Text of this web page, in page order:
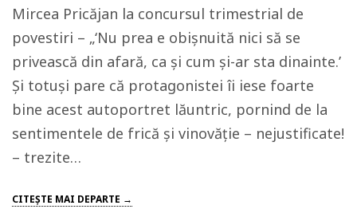
Mircea Pricăjan la concursul trimestrial de
povestiri – „‘Nu prea e obișnuită nici să se
privească din afară, ca și cum și-ar sta dinainte.’
Și totuși pare că protagonistei îi iese foarte
bine acest autoportret lăuntric, pornind de la
sentimentele de frică și vinovăție – nejustificate!
– trezite…
CITEŞTE MAI DEPARTE →